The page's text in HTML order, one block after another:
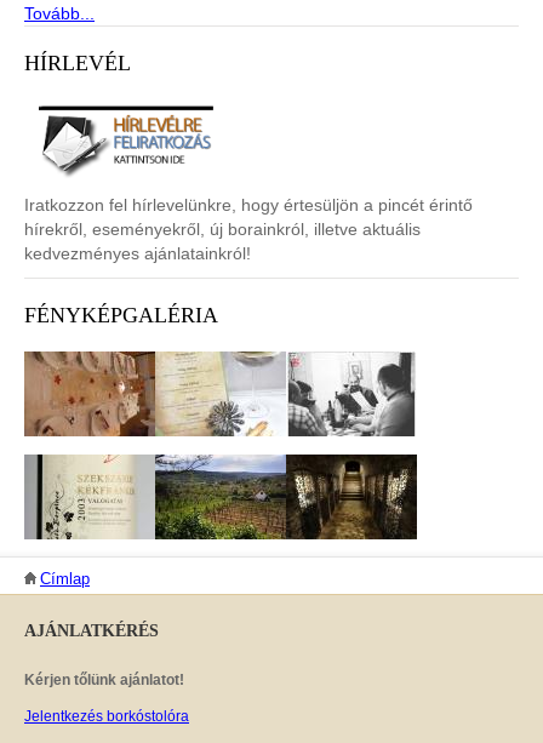
Tovább...
HÍRLEVÉL
Iratkozzon fel hírlevelünkre, hogy értesüljön a pincét érintő
hírekről, eseményekről, új borainkról, illetve aktuális
kedvezményes ajánlatainkról!
FÉNYKÉPGALÉRIA
JELENLEGI HELY
Címlap
AJÁNLATKÉRÉS
Kérjen tőlünk ajánlatot!
Jelentkezés borkóstolóra